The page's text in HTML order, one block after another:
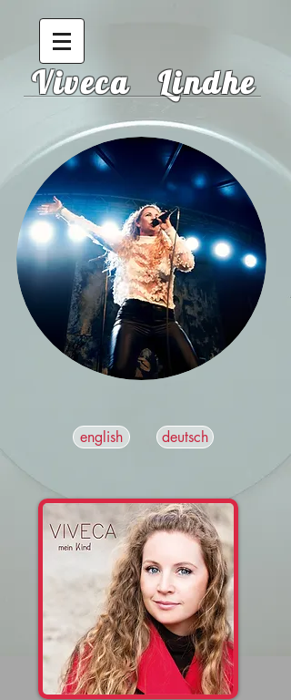
Viveca Lindhe
english deutsch